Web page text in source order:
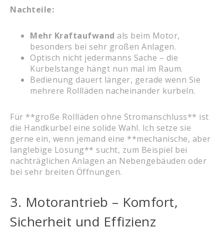
Nachteile:
Mehr Kraftaufwand als beim Motor,
besonders bei sehr großen Anlagen.
Optisch nicht jedermanns Sache – die
Kurbelstange hängt nun mal im Raum.
Bedienung dauert länger, gerade wenn Sie
mehrere Rollläden nacheinander kurbeln.
Für **große Rollläden ohne Stromanschluss** ist
die Handkurbel eine solide Wahl. Ich setze sie
gerne ein, wenn jemand eine **mechanische, aber
langlebige Lösung** sucht, zum Beispiel bei
nachträglichen Anlagen an Nebengebäuden oder
bei sehr breiten Öffnungen.
3. Motorantrieb – Komfort,
Sicherheit und Effizienz